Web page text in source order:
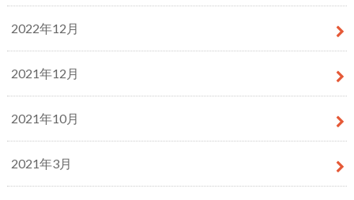
2022年12月
2021年12月
2021年10月
2021年3月